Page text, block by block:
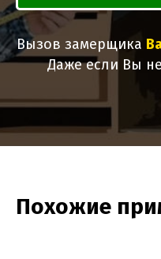
Вызов замерщика
Даже если Вы
Похожие